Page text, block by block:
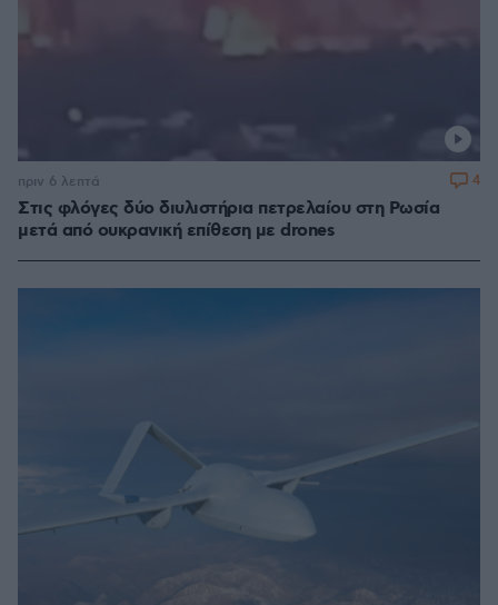
Στις φλόγες δύο διυλιστήρια πετρελαίου στη Ρωσία
μετά από ουκρανική επίθεση με drones
πριν 6 λεπτά 4